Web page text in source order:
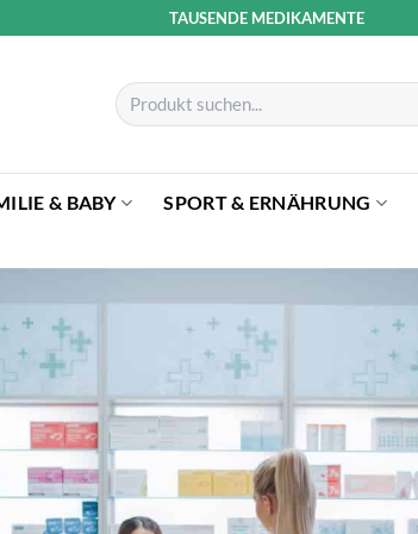
TAUSENDE MEDIKAMENTE
Suchen
nach:
& BABY SPORT & ERNÄHRUNG